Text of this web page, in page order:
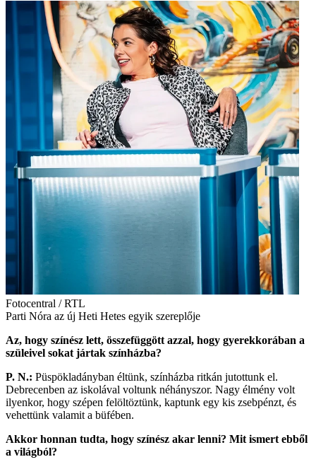
Fotocentral / RTL
Parti Nóra az új Heti Hetes egyik szereplője
Az, hogy színész lett, összefüggött azzal, hogy gyerekkorában a
szüleivel sokat jártak színházba?
P. N.: Püspökladányban éltünk, színházba ritkán jutottunk el.
Debrecenben az iskolával voltunk néhányszor. Nagy élmény volt
ilyenkor, hogy szépen felöltöztünk, kaptunk egy kis zsebpénzt, és
vehettünk valamit a büfében.
Akkor honnan tudta, hogy színész akar lenni? Mit ismert ebből
a világból?